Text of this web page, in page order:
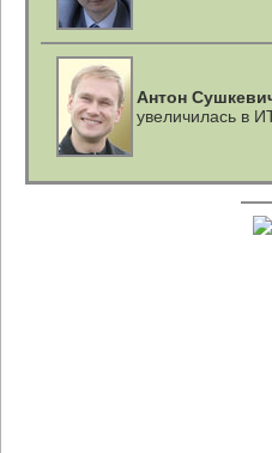
Антон
увеличилась в